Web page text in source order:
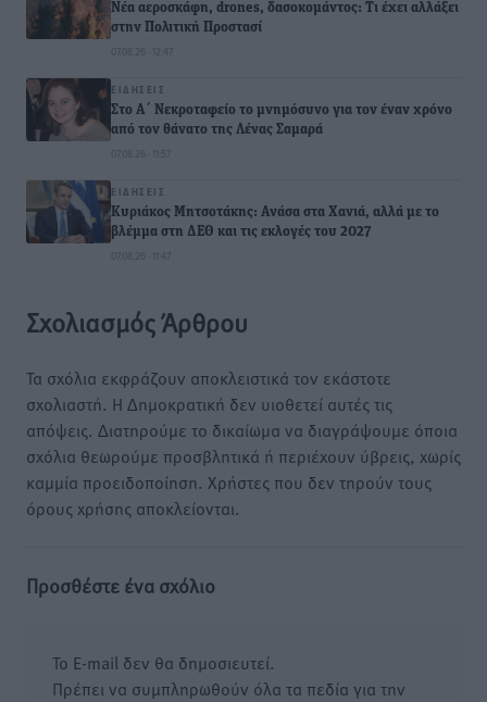
Νέα αεροσκάφη, drones, δασοκομάντος: Τι έχει αλλάξει
στην Πολιτική Προστασί
07.08.26 · 12:47
ΕΙΔΉΣΕΙΣ
Στο Α΄ Νεκροταφείο το μνημόσυνο για τον έναν χρόνο
από τον θάνατο της Λένας Σαμαρά
07.08.26 · 11:57
ΕΙΔΉΣΕΙΣ
Κυριάκος Μητσοτάκης: Ανάσα στα Χανιά, αλλά με το
βλέμμα στη ΔΕΘ και τις εκλογές του 2027
07.08.26 · 11:47
Σχολιασμός Άρθρου
Τα σχόλια εκφράζουν αποκλειστικά τον εκάστοτε
σχολιαστή. Η Δημοκρατική δεν υιοθετεί αυτές τις
απόψεις. Διατηρούμε το δικαίωμα να διαγράψουμε όποια
σχόλια θεωρούμε προσβλητικά ή περιέχουν ύβρεις, χωρίς
καμμία προειδοποίηση. Χρήστες που δεν τηρούν τους
όρους χρήσης αποκλείονται.
Προσθέστε ένα σχόλιο
Το E-mail δεν θα δημοσιευτεί.
Πρέπει να συμπληρωθούν όλα τα πεδία για την